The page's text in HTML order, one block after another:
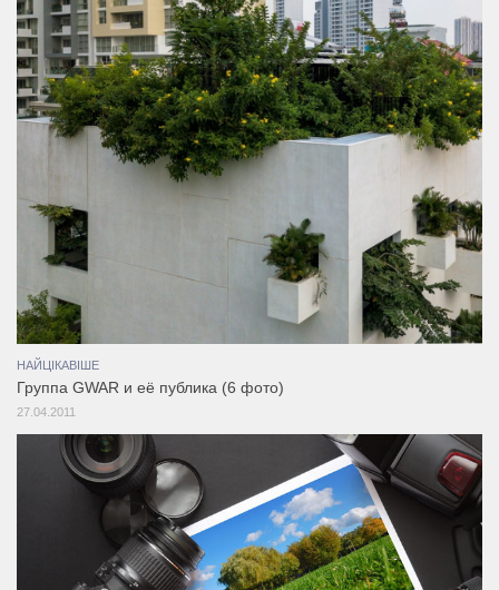
НАЙЦІКАВІШЕ
Группа GWAR и её публика (6 фото)
27.04.2011